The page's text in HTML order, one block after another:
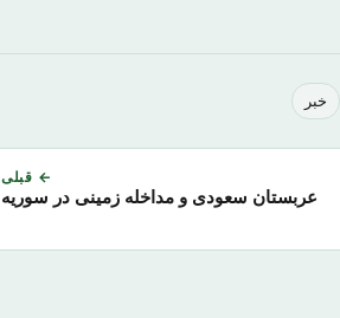
خبر
← قبلی
عربستان سعودی و مداخله زمینی در سوریه